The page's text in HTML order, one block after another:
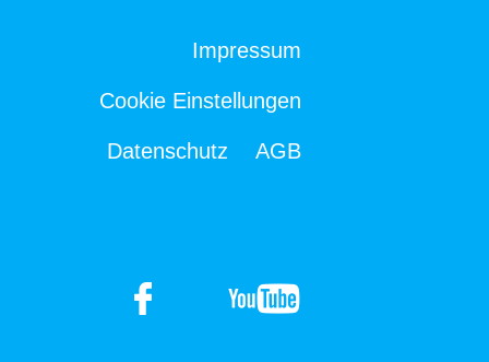
Impressum
Cookie Einstellungen
Datenschutz AGB